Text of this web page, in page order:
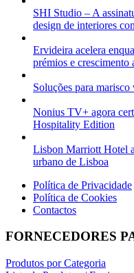
SHI Studio – A
design de interiores
Ervideira acelera
prémios e crescimento
Soluções para
Nonius TV+ agora
Hospitality Edition
Lisbon Marriott Hotel
urbano de Lisboa
Política de Privacidade
Política de Cookies
Contactos
FORNECEDORES
Produtos por Categoria